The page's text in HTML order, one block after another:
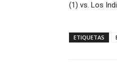
(1) vs. Los
ETIQUETAS